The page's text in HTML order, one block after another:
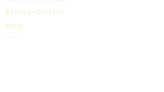
Balnea-Cluster
Blog